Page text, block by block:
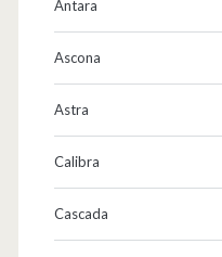
Antara
Ascona
Astra
Calibra
Cascada